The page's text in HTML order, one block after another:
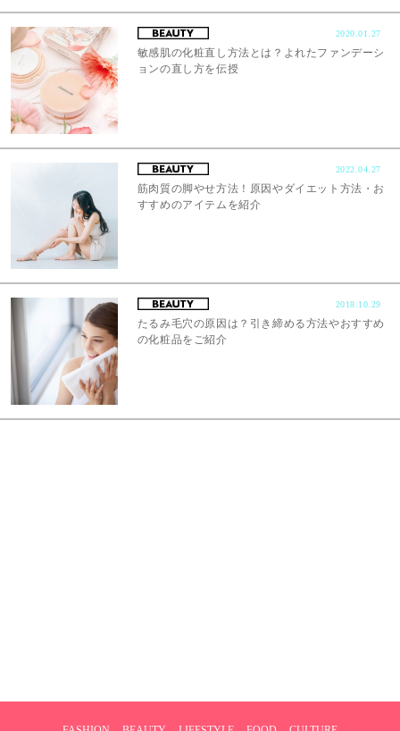
2020.01.27
敏感肌の化粧直し方法とは？よれたファンデーシ
ョンの直し方を伝授
2022.04.27
筋肉質の脚やせ方法！原因やダイエット方法・お
すすめのアイテムを紹介
2018.10.29
たるみ毛穴の原因は？引き締める方法やおすすめ
の化粧品をご紹介